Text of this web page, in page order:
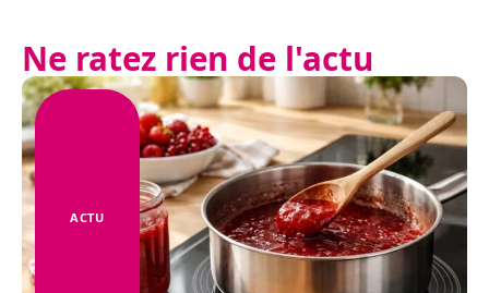
Ne ratez rien de l'actu
ACTU